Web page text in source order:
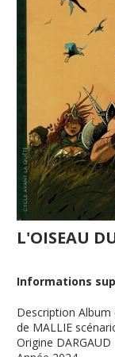
L'OISEAU
Informations
Description Album
de MALLIE
Origine DARGAUD